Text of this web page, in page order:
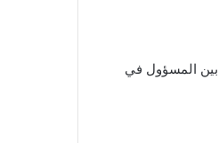
المسؤول في